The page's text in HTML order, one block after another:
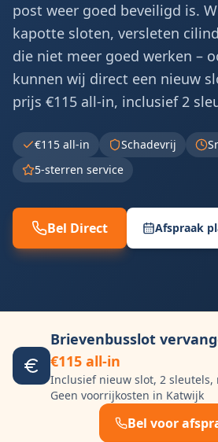
post weer goed beveiligd is.
kapotte sloten, versleten
die niet meer goed werken –
kunnen wij direct een nieuw
prijs €115 all-in, inclusief 2
€115 all-in Schadevrij
5-sterren service
Bel Direct Afspraak
Brievenbusslot
€115 all-in
Inclusief nieuw slot, 2 sleutels,
Geen voorrijkosten in Katwijk
Bel voor